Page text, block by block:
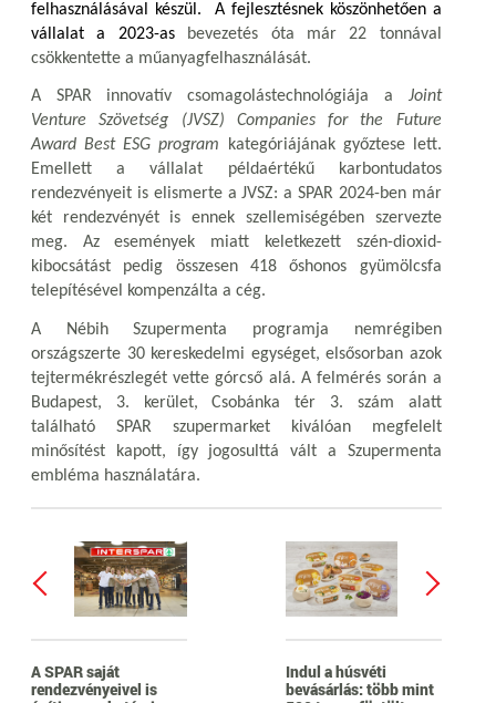
felhasználásával készül.
A fejlesztésnek köszönhetően a
vállalat a 2023-as
bevezetés óta már 22 tonnával
csökkentette a műanyagfelhasználását.
A SPAR innovatív csomagolástechnológiája a Joint
Venture Szövetség (JVSZ) Companies for the Future
Award Best ESG program kategóriájának győztese lett.
Emellett a vállalat példaértékű karbontudatos
rendezvényeit is elismerte a JVSZ: a SPAR 2024-ben már
két rendezvényét is ennek szellemiségében szervezte
meg. Az események miatt keletkezett szén-dioxid-
kibocsátást pedig összesen 418 őshonos gyümölcsfa
telepítésével kompenzálta a cég.
A Nébih Szupermenta programja nemrégiben
országszerte 30 kereskedelmi egységet, elsősorban azok
tejtermékrészlegét vette górcső alá. A felmérés során a
Budapest, 3. kerület, Csobánka tér 3. szám alatt
található SPAR szupermarket kiválóan megfelelt
minősítést kapott, így jogosulttá vált a Szupermenta
embléma használatára.
A SPAR saját
rendezvényeivel is
Indul a húsvéti
bevásárlás: több mint